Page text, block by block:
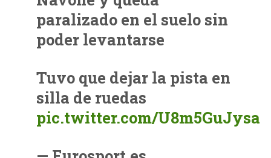
paralizado en el suelo sin
poder levantarse
Tuvo que dejar la pista en
silla de ruedas
pic.twitter.com/U8m5GuJysa